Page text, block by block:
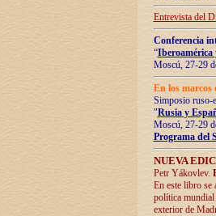
Entrevista del
Conferencia
“Iberoamérica
Moscú, 27-29
En los marcos
Simposio ruso-
"Rusia y
Moscú, 27-29
Programa del
NUEVA
Petr Yákovlev.
En este libro se
política mundial
exterior de